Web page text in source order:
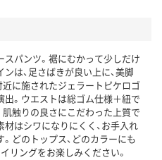
パンツ。裾にむかって少しだけ
は、足さばきが良い上に、美脚
に施されたジェラートピケロゴ
。ウエストは総ゴム仕様＋紐で
触りの良さにこだわった上質で
はシワになりにくく、お手入れ
どのトップス、どのカラーにも
リングをお楽しみください。